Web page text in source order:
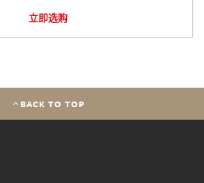
立即选购
BACK TO TOP